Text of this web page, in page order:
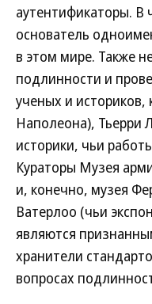
аутентификаторы. В
основатель
в этом мире. Также
подлинности и
ученых и
Наполеона), Тьерри
историки, чьи
Кураторы Музея
и, конечно, музея
Ватерлоо (чьи
являются
хранители
вопросах